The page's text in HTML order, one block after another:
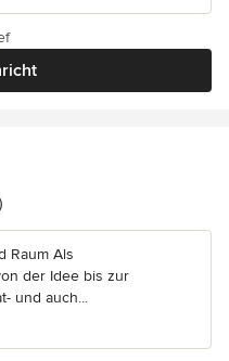
von 5 Sternen
Raum Als
der Idee bis zur
und auch...